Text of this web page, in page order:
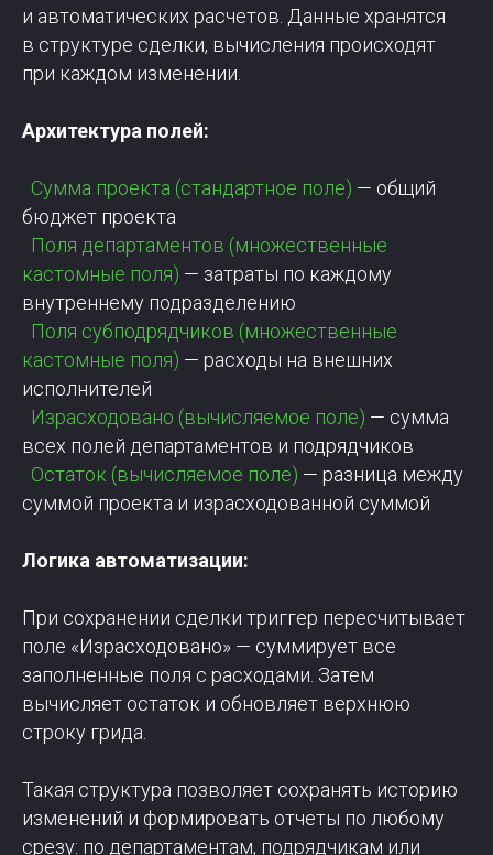
и автоматических расчетов. Данные хранятся
в структуре сделки, вычисления происходят
при каждом изменении.
Архитектура полей:
Сумма проекта (стандартное поле) — общий
бюджет проекта
Поля департаментов (множественные
кастомные поля) — затраты по каждому
внутреннему подразделению
Поля субподрядчиков (множественные
кастомные поля) — расходы на внешних
исполнителей
Израсходовано (вычисляемое поле) — сумма
всех полей департаментов и подрядчиков
Остаток (вычисляемое поле) — разница между
суммой проекта и израсходованной суммой
Логика автоматизации:
При сохранении сделки триггер пересчитывает
поле «Израсходовано» — суммирует все
заполненные поля с расходами. Затем
вычисляет остаток и обновляет верхнюю
строку грида.
Такая структура позволяет сохранять историю
изменений и формировать отчеты по любому
срезу: по департаментам, подрядчикам или